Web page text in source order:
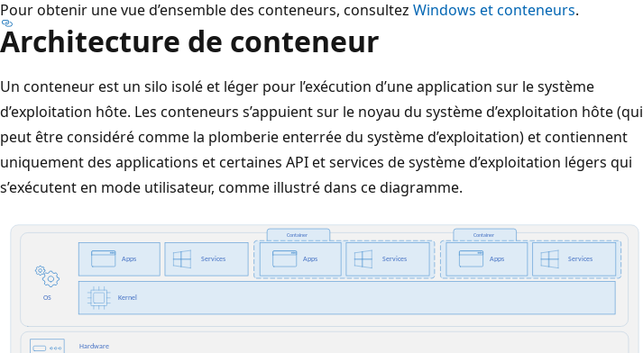
Pour obtenir une vue d’ensemble des conteneurs, consultez Windows et conteneurs.
Architecture de conteneur
Un conteneur est un silo isolé et léger pour l’exécution d’une application sur le système
d’exploitation hôte. Les conteneurs s’appuient sur le noyau du système d’exploitation hôte (qui
peut être considéré comme la plomberie enterrée du système d’exploitation) et contiennent
uniquement des applications et certaines API et services de système d’exploitation légers qui
s’exécutent en mode utilisateur, comme illustré dans ce diagramme.